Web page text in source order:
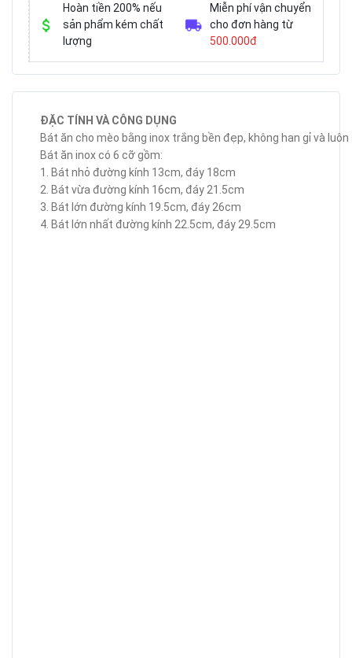
Hoàn tiền 200% nếu
sản phẩm kém chất
lượng
Miễn phí vận chuyển
cho đơn hàng từ
500.000đ
ĐẶC TÍNH VÀ CÔNG DỤNG
Bát ăn cho mèo bằng inox trắng bền đẹp, không han gỉ và
Bát ăn inox có 6 cỡ gồm:
1. Bát nhỏ đường kính 13cm, đáy 18cm
2. Bát vừa đường kính 16cm, đáy 21.5cm
3. Bát lớn đường kính 19.5cm, đáy 26cm
4. Bát lớn nhất đường kính 22.5cm, đáy 29.5cm